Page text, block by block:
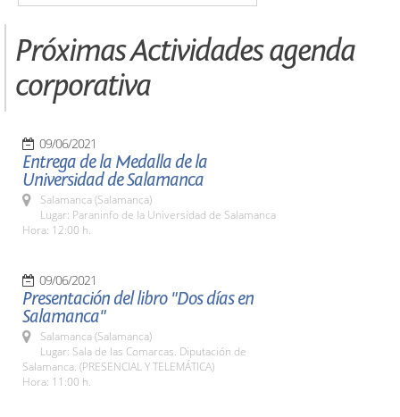
Próximas Actividades agenda
corporativa
09/06/2021
Entrega de la Medalla de la
Universidad de Salamanca
Salamanca (Salamanca)
Lugar: Paraninfo de la Universidad de Salamanca
Hora: 12:00 h.
09/06/2021
Presentación del libro "Dos días en
Salamanca"
Salamanca (Salamanca)
Lugar: Sala de las Comarcas. Diputación de
Salamanca. (PRESENCIAL Y TELEMÁTICA)
Hora: 11:00 h.